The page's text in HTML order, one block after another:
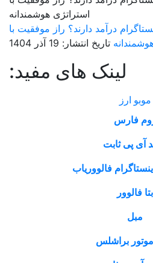
درآمد دارند؟ راز موفقیت با
تاریخ انتشار: 19 آذر 1404
لینک های مفید:
ارز
پی ثابت
فالووریاب
براشلس